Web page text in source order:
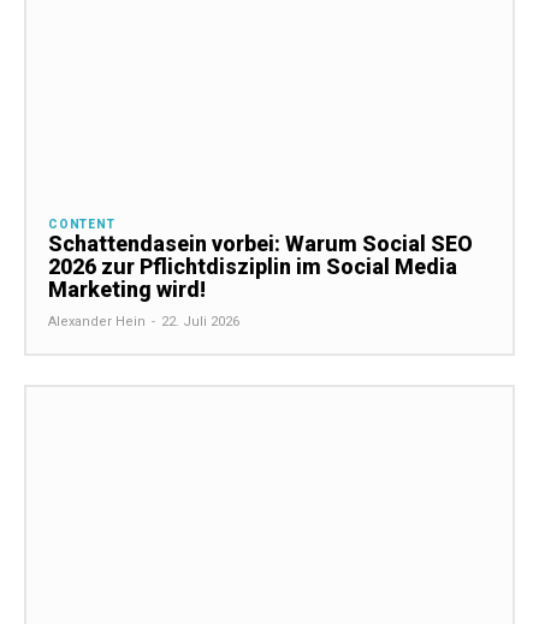
CONTENT
Schattendasein vorbei: Warum Social SEO
2026 zur Pflichtdisziplin im Social Media
Marketing wird!
Alexander Hein - 22. Juli 2026